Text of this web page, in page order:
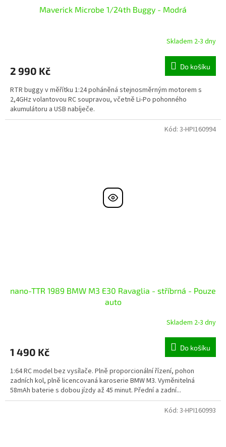
Maverick Microbe 1/24th Buggy - Modrá
Skladem 2-3 dny
2 990 Kč Do košíku
RTR buggy v měřítku 1:24 poháněná stejnosměrným motorem s
2,4GHz volantovou RC soupravou, včetně Li-Po pohonného
akumulátoru a USB nabíječe.
nano-TTR 1989 BMW M3 E30 Ravaglia - stříbrná - Pouze
auto
Skladem 2-3 dny
1 490 Kč Do košíku
1:64 RC model bez vysílače. Plně proporcionální řízení, pohon
zadních kol, plně licencovaná karoserie BMW M3. Vyměnitelná
58mAh baterie s dobou jízdy až 45 minut. Přední a zadní...
Kód: 3-HPI160994
Kód: 3-HPI160993